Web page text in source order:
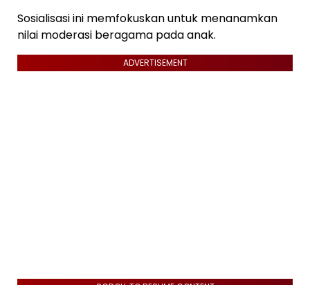
Sosialisasi ini memfokuskan untuk menanamkan
nilai moderasi beragama pada anak.
ADVERTISEMENT